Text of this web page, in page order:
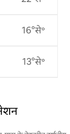
16°से॰
13°से॰